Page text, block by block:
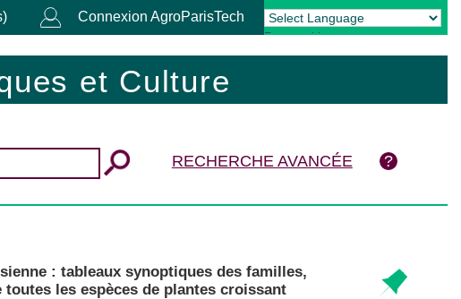
Connexion AgroParisTech
Powered by Translate
et Culture
RECHERCHE AVANCÉE
: tableaux synoptiques des familles,
les espèces de plantes croissant